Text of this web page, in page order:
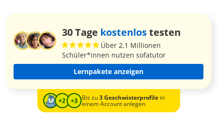
30 Tage kostenlostesten
Über 2,1 Millionen
Schüler*innen nutzen sofatutor
Lernpakete anzeigen
Bis zu3 Geschwisterprofilein
einem Account anlegen